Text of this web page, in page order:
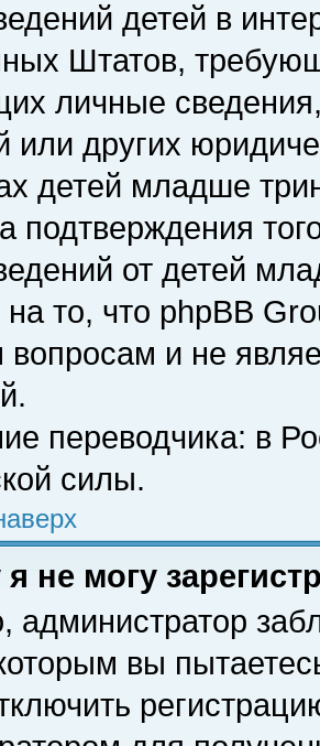
детей в
Штатов,
личные
или других
детей младше
подтверждения
от детей
то, что phpBB
и не
переводчика: в
силы.
не могу
администратор
вы